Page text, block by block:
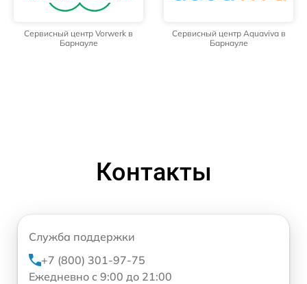
Сервисный центр Vorwerk в
Барнауле
Сервисный центр Aquaviva в
Барнауле
Контакты
Служба поддержки
+7 (800) 301-97-75
Ежедневно с 9:00 до 21:00